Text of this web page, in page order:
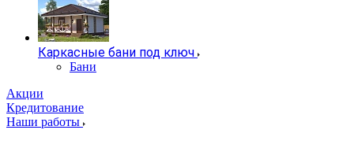
Каркасные бани под ключ
Бани
Акции
Кредитование
Наши работы